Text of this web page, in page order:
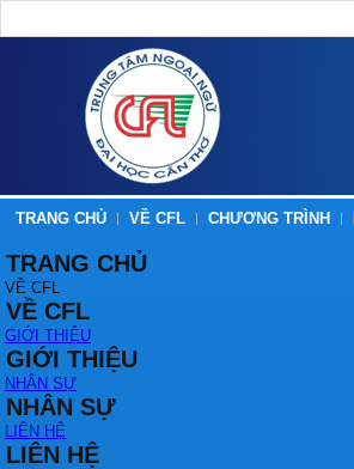
TRANG CHỦ VỀ CFL CHƯƠNG TRÌNH
TRANG CHỦ
VỀ CFL
VỀ CFL
GIỚI THIỆU
GIỚI THIỆU
NHÂN SỰ
NHÂN SỰ
LIÊN HỆ
LIÊN HỆ